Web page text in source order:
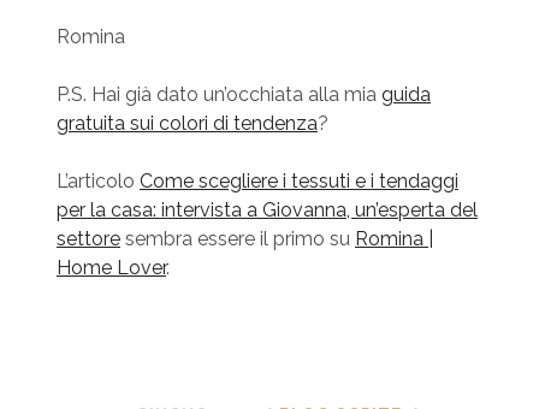
Romina
P.S. Hai già dato un’occhiata alla mia guida
gratuita sui colori di tendenza?
L’articolo Come scegliere i tessuti e i tendaggi
per la casa: intervista a Giovanna, un’esperta del
settoresembra essere il primo su Romina |
Home Lover.